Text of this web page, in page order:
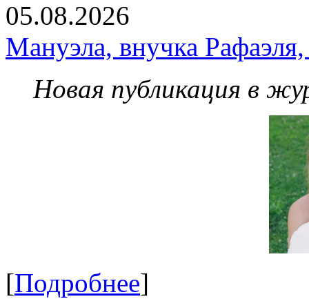
05.08.2026
Мануэла, внучка
Новая публикация в
[Подробнее]